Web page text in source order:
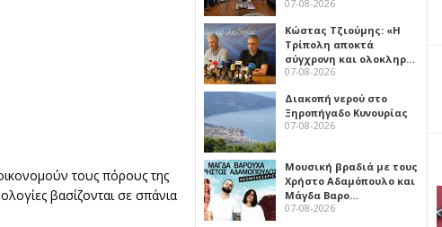
τους πόρους της
βασίζονται σε σπάνια
07-08-2026
Κώστας Τζιούμης: «Η
Τρίπολη αποκτά
σύγχρονη και ολοκληρ…
07-08-2026
Διακοπή νερού στο
Ξηροπήγαδο Κυνουρίας
07-08-2026
Μουσική βραδιά με τους
Χρήστο Αδαμόπουλο και
Μάγδα Βαρο…
07-08-2026